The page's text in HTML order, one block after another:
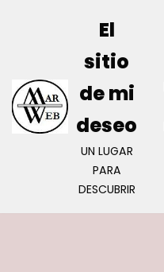
contenido
El
sitio
de mi
deseo
UN LUGAR
PARA
DESCUBRIR